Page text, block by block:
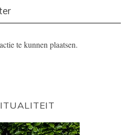
te kunnen plaatsen.